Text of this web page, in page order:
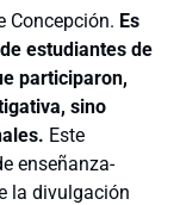
Concepción. Es
estudiantes de
participaron,
sino
Este
enseñanza-
la divulgación